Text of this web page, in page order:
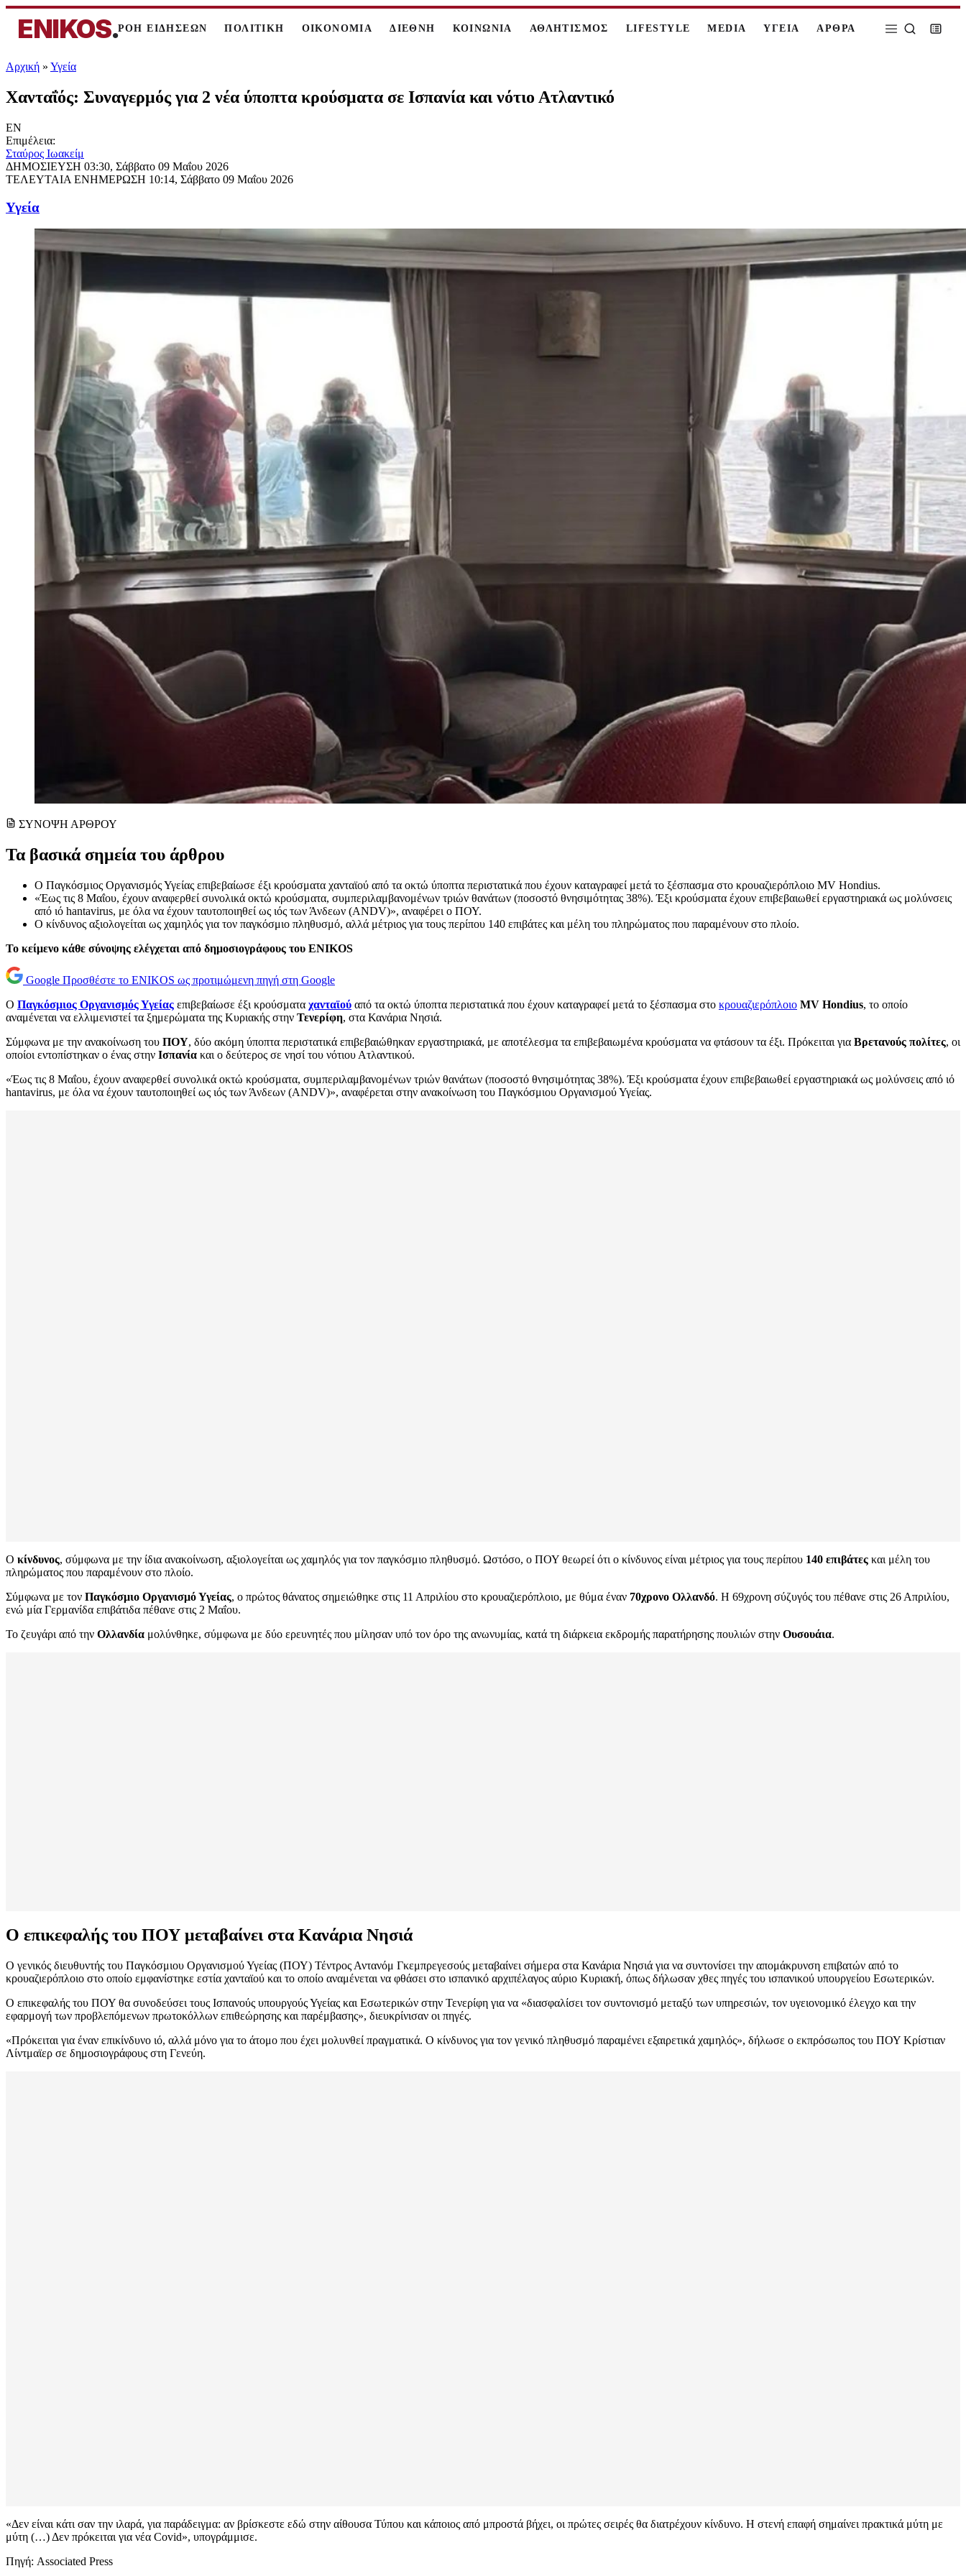
ENIKOS.ΡΟΗ ΕΙΔΗΣΕΩΝ ΠΟΛΙΤΙΚΗ ΟΙΚΟΝΟΜΙΑ ΔΙΕΘΝΗ ΚΟΙΝΩΝΙΑ ΑΘΛΗΤΙΣΜΟΣ LIFESTYLE MEDIA ΥΓΕΙΑ ΑΡΘΡΑ
Αρχική » Υγεία
Χανταΐός: Συναγερμός για 2 νέα ύποπτα κρούσματα σε Ισπανία και νότιο Ατλαντικό
EN
Επιμέλεια:
Σταύρος Ιωακείμ
ΔΗΜΟΣΙΕΥΣΗ 03:30, Σάββατο 09 Μαΐου 2026
ΤΕΛΕΥΤΑΙΑ ΕΝΗΜΕΡΩΣΗ 10:14, Σάββατο 09 Μαΐου 2026
Υγεία
ΣΥΝΟΨΗ ΑΡΘΡΟΥ
Τα βασικά σημεία του άρθρου
Ο Παγκόσμιος Οργανισμός Υγείας επιβεβαίωσε έξι κρούσματα χανταϊού από τα οκτώ ύποπτα περιστατικά που έχουν καταγραφεί μετά το ξέσπασμα στο κρουαζιερόπλοιο MV Hondius.
«Έως τις 8 Μαΐου, έχουν αναφερθεί συνολικά οκτώ κρούσματα, συμπεριλαμβανομένων τριών θανάτων (ποσοστό θνησιμότητας 38%). Έξι κρούσματα έχουν επιβεβαιωθεί εργαστηριακά ως μολύνσεις
από ιό hantavirus, με όλα να έχουν ταυτοποιηθεί ως ιός των Άνδεων (ANDV)», αναφέρει ο ΠΟΥ.
Ο κίνδυνος αξιολογείται ως χαμηλός για τον παγκόσμιο πληθυσμό, αλλά μέτριος για τους περίπου 140 επιβάτες και μέλη του πληρώματος που παραμένουν στο πλοίο.
Το κείμενο κάθε σύνοψης ελέγχεται από δημοσιογράφους του ENIKOS
Google Προσθέστε το ENIKOS ως προτιμώμενη πηγή στη Google
Ο Παγκόσμιος Οργανισμός Υγείας επιβεβαίωσε έξι κρούσματα χανταϊού από τα οκτώ ύποπτα περιστατικά που έχουν καταγραφεί μετά το ξέσπασμα στο κρουαζιερόπλοιο MV Hondius, το οποίο
αναμένεται να ελλιμενιστεί τα ξημερώματα της Κυριακής στην Τενερίφη, στα Κανάρια Νησιά.
Σύμφωνα με την ανακοίνωση του ΠΟΥ, δύο ακόμη ύποπτα περιστατικά επιβεβαιώθηκαν εργαστηριακά, με αποτέλεσμα τα επιβεβαιωμένα κρούσματα να φτάσουν τα έξι. Πρόκειται για Βρετανούς πολίτες, οι
οποίοι εντοπίστηκαν ο ένας στην Ισπανία και ο δεύτερος σε νησί του νότιου Ατλαντικού.
«Έως τις 8 Μαΐου, έχουν αναφερθεί συνολικά οκτώ κρούσματα, συμπεριλαμβανομένων τριών θανάτων (ποσοστό θνησιμότητας 38%). Έξι κρούσματα έχουν επιβεβαιωθεί εργαστηριακά ως μολύνσεις από ιό
hantavirus, με όλα να έχουν ταυτοποιηθεί ως ιός των Άνδεων (ANDV)», αναφέρεται στην ανακοίνωση του Παγκόσμιου Οργανισμού Υγείας.
Ο κίνδυνος, σύμφωνα με την ίδια ανακοίνωση, αξιολογείται ως χαμηλός για τον παγκόσμιο πληθυσμό. Ωστόσο, ο ΠΟΥ θεωρεί ότι ο κίνδυνος είναι μέτριος για τους περίπου 140 επιβάτες και μέλη του
πληρώματος που παραμένουν στο πλοίο.
Σύμφωνα με τον Παγκόσμιο Οργανισμό Υγείας, ο πρώτος θάνατος σημειώθηκε στις 11 Απριλίου στο κρουαζιερόπλοιο, με θύμα έναν 70χρονο Ολλανδό. Η 69χρονη σύζυγός του πέθανε στις 26 Απριλίου,
ενώ μία Γερμανίδα επιβάτιδα πέθανε στις 2 Μαΐου.
Το ζευγάρι από την Ολλανδία μολύνθηκε, σύμφωνα με δύο ερευνητές που μίλησαν υπό τον όρο της ανωνυμίας, κατά τη διάρκεια εκδρομής παρατήρησης πουλιών στην Ουσουάια.
Ο επικεφαλής του ΠΟΥ μεταβαίνει στα Κανάρια Νησιά
Ο γενικός διευθυντής του Παγκόσμιου Οργανισμού Υγείας (ΠΟΥ) Τέντρος Αντανόμ Γκεμπρεγεσούς μεταβαίνει σήμερα στα Κανάρια Νησιά για να συντονίσει την απομάκρυνση επιβατών από το
κρουαζιερόπλοιο στο οποίο εμφανίστηκε εστία χανταϊού και το οποίο αναμένεται να φθάσει στο ισπανικό αρχιπέλαγος αύριο Κυριακή, όπως δήλωσαν χθες πηγές του ισπανικού υπουργείου Εσωτερικών.
Ο επικεφαλής του ΠΟΥ θα συνοδεύσει τους Ισπανούς υπουργούς Υγείας και Εσωτερικών στην Τενερίφη για να «διασφαλίσει τον συντονισμό μεταξύ των υπηρεσιών, τον υγειονομικό έλεγχο και την
εφαρμογή των προβλεπόμενων πρωτοκόλλων επιθεώρησης και παρέμβασης», διευκρίνισαν οι πηγές.
«Πρόκειται για έναν επικίνδυνο ιό, αλλά μόνο για το άτομο που έχει μολυνθεί πραγματικά. Ο κίνδυνος για τον γενικό πληθυσμό παραμένει εξαιρετικά χαμηλός», δήλωσε ο εκπρόσωπος του ΠΟΥ Κρίστιαν
Λίντμαϊερ σε δημοσιογράφους στη Γενεύη.
«Δεν είναι κάτι σαν την ιλαρά, για παράδειγμα: αν βρίσκεστε εδώ στην αίθουσα Τύπου και κάποιος από μπροστά βήχει, οι πρώτες σειρές θα διατρέχουν κίνδυνο. Η στενή επαφή σημαίνει πρακτικά μύτη με
μύτη (…) Δεν πρόκειται για νέα Covid», υπογράμμισε.
Πηγή: Associated Press